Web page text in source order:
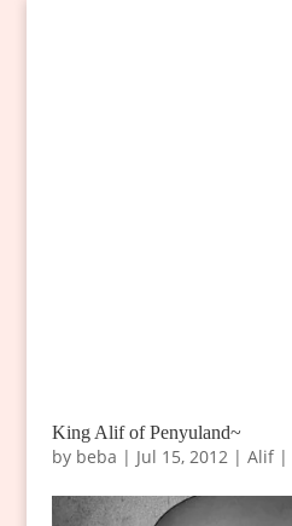
King Alif of Penyuland~
by beba | Jul 15, 2012| Alif|